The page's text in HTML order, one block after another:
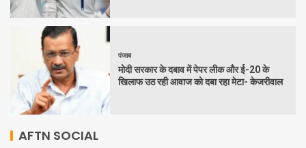
पंजाब
मोदी सरकार के दबाव में पेपर लीक और ई-20 के
खिलाफ उठ रही आवाज को दबा रहा मेटा- केजरीवाल
AFTN SOCIAL